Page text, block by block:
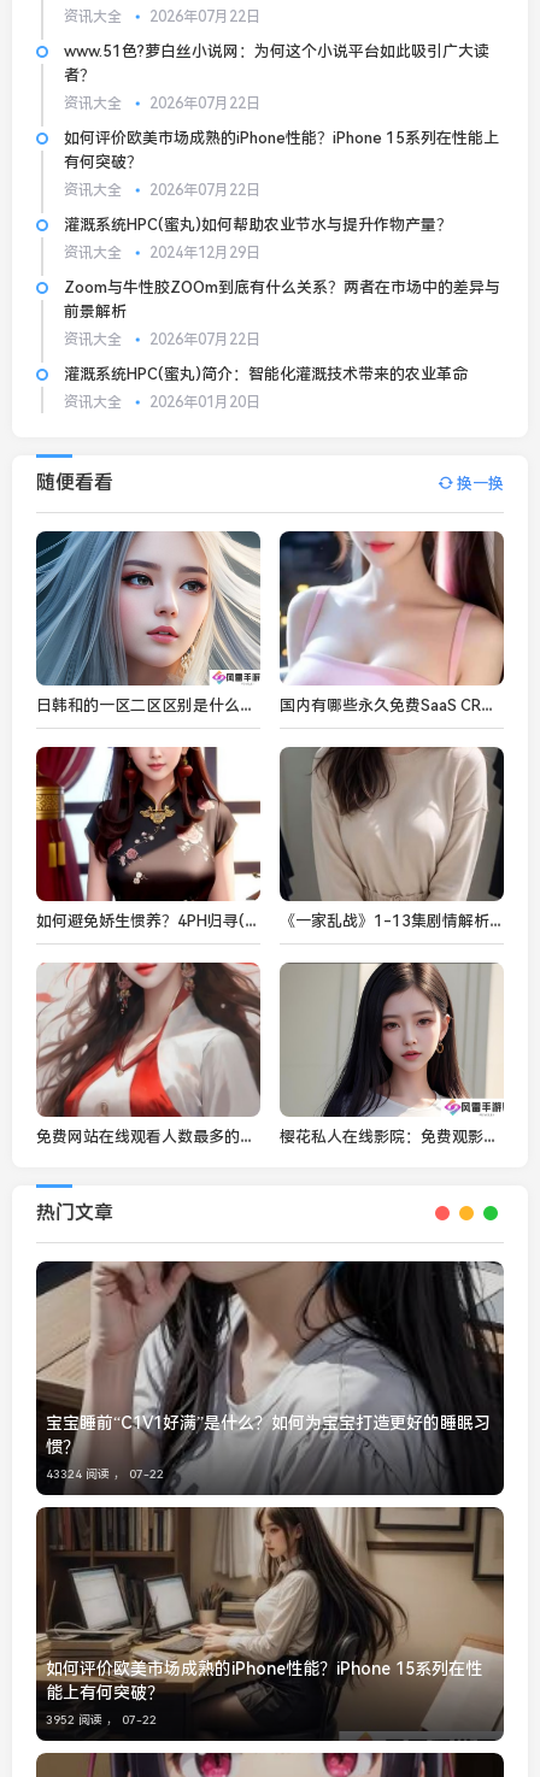
资讯大全 2026年07月22日
www.51色?萝白丝小说网：为何这个小说平台如此吸引广大读
者？
资讯大全 2026年07月22日
如何评价欧美市场成熟的iPhone性能？iPhone 15系列在性能上
有何突破？
资讯大全 2026年07月22日
灌溉系统HPC(蜜丸)如何帮助农业节水与提升作物产量？
资讯大全 2024年12月29日
Zoom与牛性胶ZOOm到底有什么关系？两者在市场中的差异与
前景解析
资讯大全 2026年07月22日
灌溉系统HPC(蜜丸)简介：智能化灌溉技术带来的农业革命
资讯大全 2026年01月20日
随便看看 换一换
日韩和的一区二区区别是什么？如何理解日本与韩国文化中的“和”与“一区二区”？ 国内有哪些永久免费SaaS CRM系统？如何选择最适合你的平台？
如何避免娇生惯养？4PH归寻(矜以)教育理念助力孩子健康成长 《一家乱战》1-13集剧情解析与人物关系探讨：家庭纷争与情感纠葛的深度剖析
免费网站在线观看人数最多的软件推荐，快速体验高清影视资源 樱花私人在线影院：免费观影，真的靠谱吗？
热门文章
宝宝睡前“C1V1好满”是什么？如何为宝宝打造更好的睡眠习
惯？
43324 阅读 ， 07-22
如何评价欧美市场成熟的iPhone性能？iPhone 15系列在性
能上有何突破？
3952 阅读 ， 07-22